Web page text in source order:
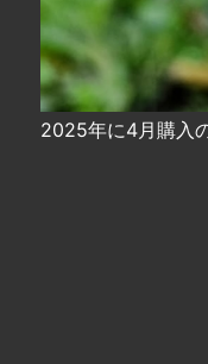
2025年に4月購入